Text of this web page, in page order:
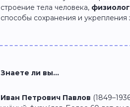
строение тела человека,
способы сохранения и укрепления
Знаете ли вы…
Иван Петрович Павлов